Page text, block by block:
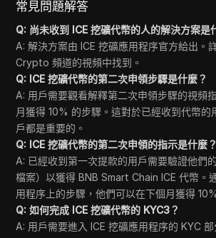
常見問題解答
Q: 尚未收到 ICE 挖礦代幣的人的解決方案是
A: 解決方案由 ICE 挖礦應用程序官方給出。
Crypto 頻道的視頻中找到。
Q: ICE 挖礦代幣的第二次申領步驟是什麼？
A: 用戶需要觀看解釋第二次申領步驟的視頻
月獲得 10% 的步驟。這對於已經收到代幣的
戶都是重要的。
Q: ICE 挖礦代幣的第二次申領的指示是什麼？
A: 已經收到第一次提款的用戶需要驗證他們
檔案）以獲得 BNB Smart Chain ICE 代幣。
用程序上的步驟，他們可以在下個月獲得
Q: 如何完成 ICE 挖礦代幣的 KYC3？
A: 用戶需要進入 ICE 挖礦應用程序的 KYC